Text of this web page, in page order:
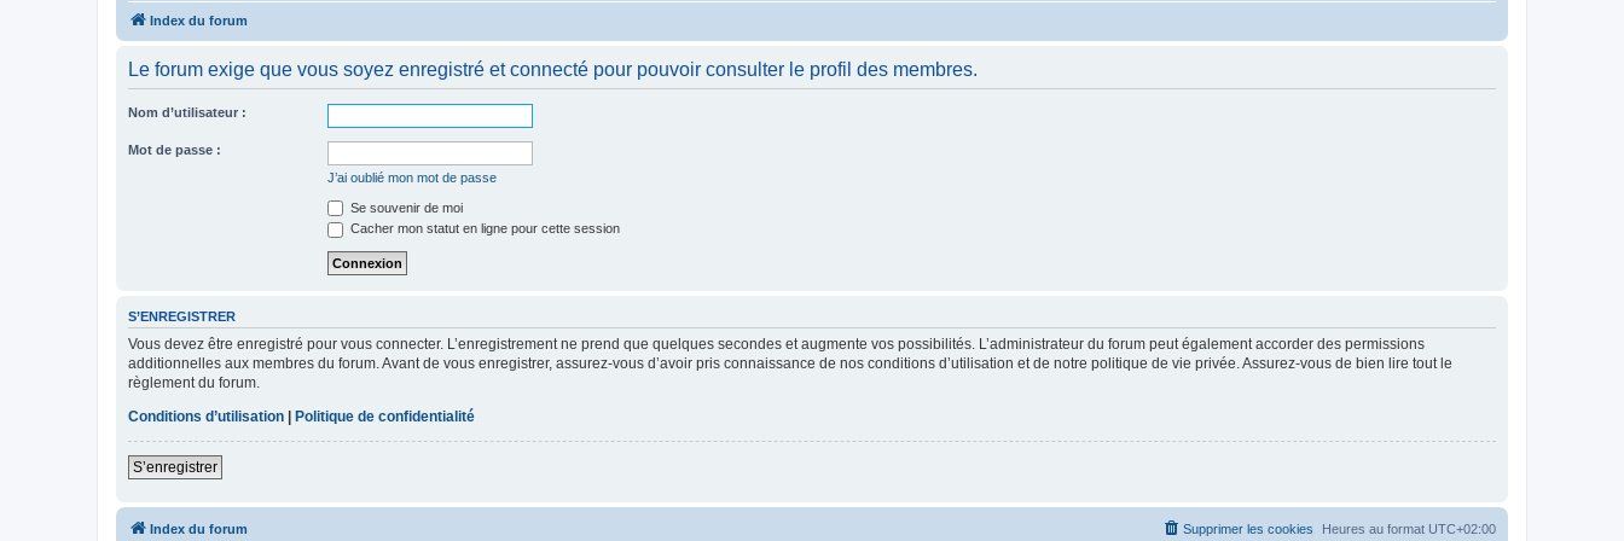
Index du forum
Le forum exige que vous soyez enregistré et connecté pour pouvoir consulter le profil des membres.
Nom d’utilisateur :
Mot de passe :
J’ai oublié mon mot de passe
Se souvenir de moi
Cacher mon statut en ligne pour cette session
S’ENREGISTRER
Vous devez être enregistré pour vous connecter. L’enregistrement ne prend que quelques secondes et augmente vos possibilités. L’administrateur du forum peut également accorder des permissions
additionnelles aux membres du forum. Avant de vous enregistrer, assurez-vous d’avoir pris connaissance de nos conditions d’utilisation et de notre politique de vie privée. Assurez-vous de bien lire tout le
règlement du forum.
Conditions d’utilisation
Politique de confidentialité
S’enregistrer
Index du forum Heures au format UTC+02:00
Supprimer les cookies